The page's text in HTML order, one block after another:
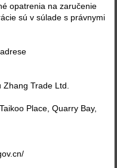
opatrenia na zaručenie
sú v súlade s právnymi
Trade Ltd.
Place, Quarry Bay,